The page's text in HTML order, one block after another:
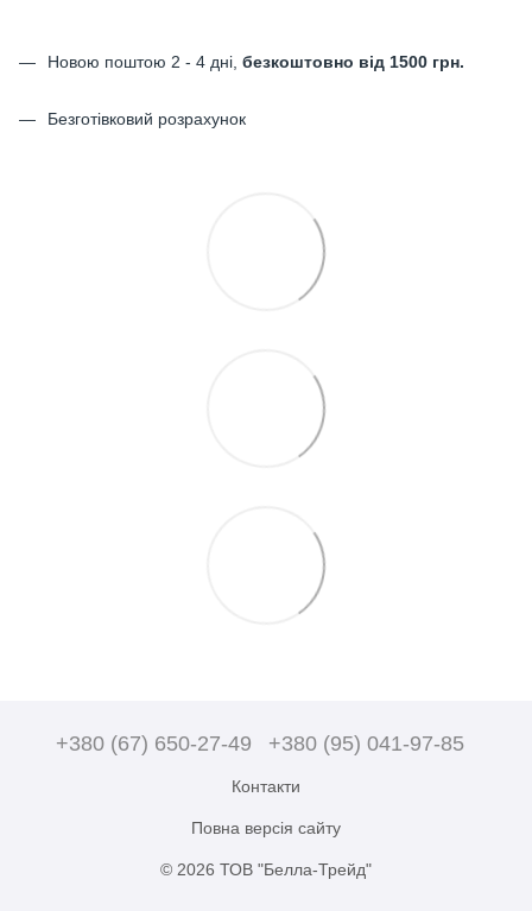
Новою поштою 2 - 4 дні, безкоштовно від 1500 грн.
Безготівковий розрахунок
+380 (67) 650-27-49 +380 (95) 041-97-85
Контакти
Повна версія сайту
© 2026 ТОВ "Белла-Трейд"